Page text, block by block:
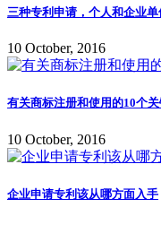
三种专利申请，个人和企业单
10 October, 2016
有关商标注册和使用的10个
10 October, 2016
企业申请专利该从哪方面入手